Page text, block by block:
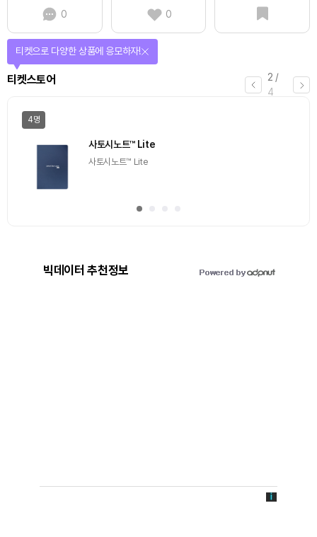
0
0
3 /
4
에어드랍
선물이 쏟아지는 에어드랍 이벤트!
일반
[Episode 12] IXO™2024 참여하고, 2억원 상당 에어
드랍 받자!
빅데이터 추천정보